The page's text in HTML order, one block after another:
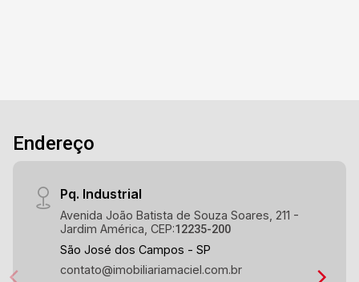
Endereço
Pq. Industrial
Avenida João Batista de Souza Soares, 211 -
Jardim América, CEP:12235-200
São José dos Campos - SP
contato@imobiliariamaciel.com.br